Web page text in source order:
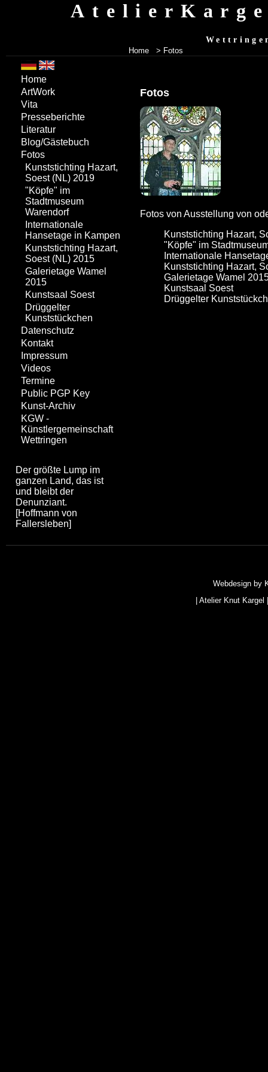
Home > Fotos
Fotos
Fotos von Ausstellung von
Kunststichting Hazart,
"Köpfe" im
Internationale
Kunststichting Hazart,
Galerietage Wamel
Kunstsaal Soest
Drüggelter
Home
ArtWork
Vita
Presseberichte
Literatur
Blog/Gästebuch
Fotos
Kunststichting Hazart,
Soest (NL) 2019
"Köpfe" im
Stadtmuseum
Warendorf
Internationale
Hansetage in Kampen
Kunststichting Hazart,
Soest (NL) 2015
Galerietage Wamel
2015
Kunstsaal Soest
Drüggelter
Kunststückchen
Datenschutz
Kontakt
Impressum
Videos
Termine
Public PGP Key
Kunst-Archiv
KGW -
Künstlergemeinschaft
Wettringen
Der größte Lump im
ganzen Land, das ist
und bleibt der
Denunziant.
[Hoffmann von
Fallersleben]
Webdesign by
|Atelier Knut Kargel